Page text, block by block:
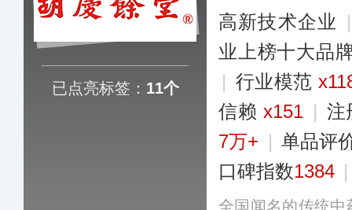
已点亮标签： 11个
高新技术企业
业上榜十大品
| 行业模范
信赖x151 | 注
7万+ | 单品评
口碑指数1384
全国闻名的传统